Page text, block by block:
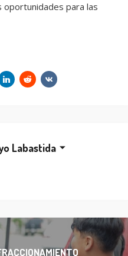
oportunidades para las
Labastida